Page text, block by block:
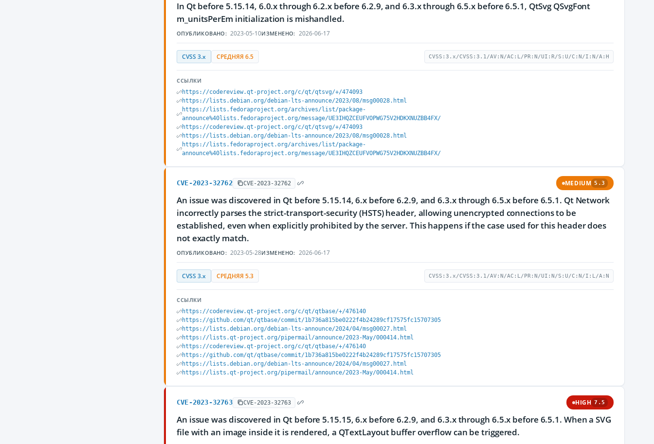
In Qt before 5.15.14, 6.0.x through 6.2.x before 6.2.9, and 6.3.x through 6.5.x before 6.5.1, QtSvg QSvgFont
m_unitsPerEm initialization is mishandled.
ОПУБЛИКОВАНО: 2023-05-10ИЗМЕНЕНО: 2026-06-17
CVSS 3.x СРЕДНЯЯ 6.5 CVSS:3.x/CVSS:3.1/AV:N/AC:L/PR:N/UI:R/S:U/C:N/I:N/A:H
ССЫЛКИ
https://codereview.qt-project.org/c/qt/qtsvg/+/474093
https://lists.debian.org/debian-lts-announce/2023/08/msg00028.html
https://lists.fedoraproject.org/archives/list/package-
announce%40lists.fedoraproject.org/message/UE3IHQZCEUFVOPWG75V2HDKXNUZBB4FX/
https://codereview.qt-project.org/c/qt/qtsvg/+/474093
https://lists.debian.org/debian-lts-announce/2023/08/msg00028.html
https://lists.fedoraproject.org/archives/list/package-
announce%40lists.fedoraproject.org/message/UE3IHQZCEUFVOPWG75V2HDKXNUZBB4FX/
CVE-2023-32762 CVE-2023-32762 MEDIUM 5.3
An issue was discovered in Qt before 5.15.14, 6.x before 6.2.9, and 6.3.x through 6.5.x before 6.5.1. Qt Network
incorrectly parses the strict-transport-security (HSTS) header, allowing unencrypted connections to be
established, even when explicitly prohibited by the server. This happens if the case used for this header does
not exactly match.
ОПУБЛИКОВАНО: 2023-05-28ИЗМЕНЕНО: 2026-06-17
CVSS 3.x СРЕДНЯЯ 5.3 CVSS:3.x/CVSS:3.1/AV:N/AC:L/PR:N/UI:N/S:U/C:N/I:L/A:N
ССЫЛКИ
https://codereview.qt-project.org/c/qt/qtbase/+/476140
https://github.com/qt/qtbase/commit/1b736a815be0222f4b24289cf17575fc15707305
https://lists.debian.org/debian-lts-announce/2024/04/msg00027.html
https://lists.qt-project.org/pipermail/announce/2023-May/000414.html
https://codereview.qt-project.org/c/qt/qtbase/+/476140
https://github.com/qt/qtbase/commit/1b736a815be0222f4b24289cf17575fc15707305
https://lists.debian.org/debian-lts-announce/2024/04/msg00027.html
https://lists.qt-project.org/pipermail/announce/2023-May/000414.html
CVE-2023-32763 CVE-2023-32763 HIGH 7.5
An issue was discovered in Qt before 5.15.15, 6.x before 6.2.9, and 6.3.x through 6.5.x before 6.5.1. When a SVG
file with an image inside it is rendered, a QTextLayout buffer overflow can be triggered.